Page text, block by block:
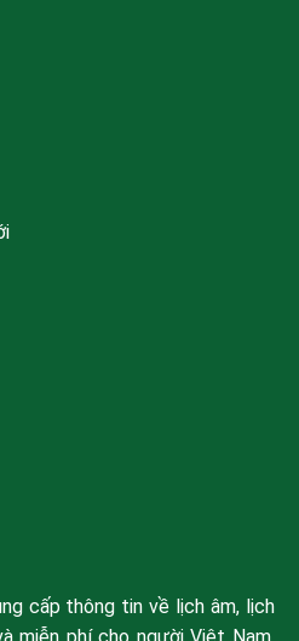
cấp thông tin về lịch âm, lịch